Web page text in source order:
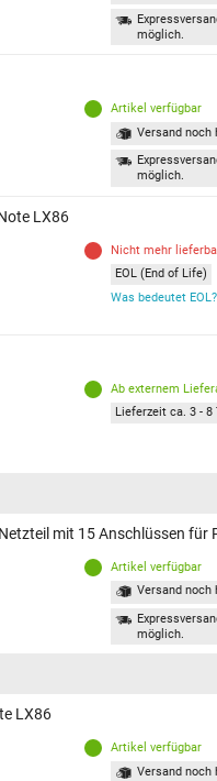
möglich.
Artikel verfügbar
Versand noch
möglich.
LX86
Nicht mehr
EOL (End of Life)
Was bedeutet EOL?
Ab externem
Lieferzeit ca. 3 - 8
mit 15 Anschlüssen für
Artikel verfügbar
Versand noch
möglich.
LX86
Artikel verfügbar
Versand noch